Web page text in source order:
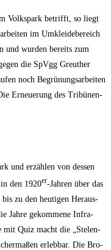
Volks­park betrifft, so liegt
im Umklei­de­be­reich
und wur­den bereits zum
die SpVgg Greu­ther
noch Begrü­nungs­ar­bei­ten
Erneue­rung des Tri­bü­nen­
und erzäh­len von des­sen
den 1920er-Jah­ren über das
zu den heu­ti­gen Her­aus­
Jah­re gekom­me­ne Infra­
mit Quiz macht die „Ste­len-
erleb­bar. Die Bro­